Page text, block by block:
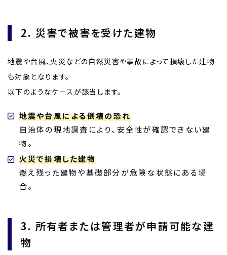
2. 災害で被害を受けた建物
地震や台風、火災などの自然災害や事故によって損壊した建物
も対象となります。
以下のようなケースが該当します。
地震や台風による倒壊の恐れ
自治体の現地調査により、安全性が確認できない建
物。
火災で損壊した建物
燃え残った建物や基礎部分が危険な状態にある場
合。
3. 所有者または管理者が申請可能な建
物